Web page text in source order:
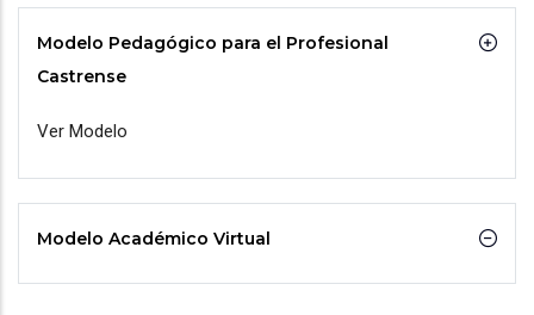
Modelo Pedagógico para el Profesional
Castrense
Ver Modelo
Modelo Académico Virtual